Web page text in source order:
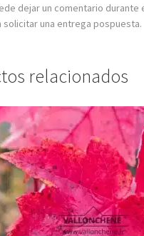
dejar un comentario durante
solicitar una entrega pospuesta.
relacionados